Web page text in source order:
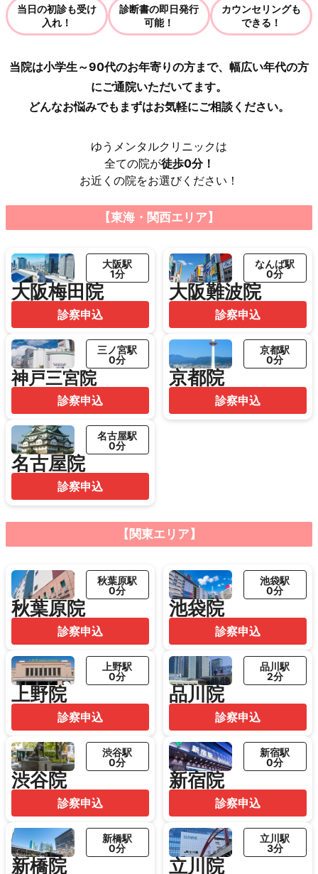
当日の初診も受け
入れ！
診断書の即日発行
可能！
カウンセリングも
できる！
当院は小学生～90代のお年寄りの方まで、幅広い年代の方
にご通院いただいてます。
どんなお悩みでもまずはお気軽にご相談ください。
ゆうメンタルクリニックは
全ての院が徒歩0分！
お近くの院をお選びください！
【東海・関西エリア】
大阪梅田院
大阪駅
1分
診察申込
大阪難波院
なんば駅
0分
診察申込
神戸三宮院
三ノ宮駅
0分
診察申込
京都院
京都駅
0分
診察申込
名古屋院
名古屋駅
0分
診察申込
【関東エリア】
秋葉原院
秋葉原駅
0分
診察申込
池袋院
池袋駅
0分
診察申込
上野院
上野駅
0分
診察申込
品川院
品川駅
2分
診察申込
渋谷院
渋谷駅
0分
診察申込
新宿院
新宿駅
0分
診察申込
新橋院
新橋駅
0分
立川院
立川駅
3分